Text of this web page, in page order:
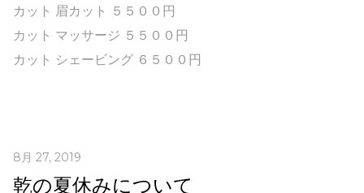
カット 眉カット ５５００円
カット マッサージ ５５００円
カット シェービング ６５００円
8月 27, 2019
乾の夏休みについて